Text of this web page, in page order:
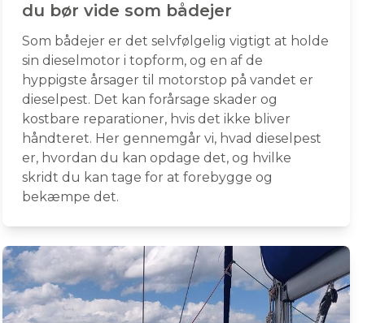
du bør vide som bådejer
Som bådejer er det selvfølgelig vigtigt at holde
sin dieselmotor i topform, og en af de
hyppigste årsager til motorstop på vandet er
dieselpest. Det kan forårsage skader og
kostbare reparationer, hvis det ikke bliver
håndteret. Her gennemgår vi, hvad dieselpest
er, hvordan du kan opdage det, og hvilke
skridt du kan tage for at forebygge og
bekæmpe det.